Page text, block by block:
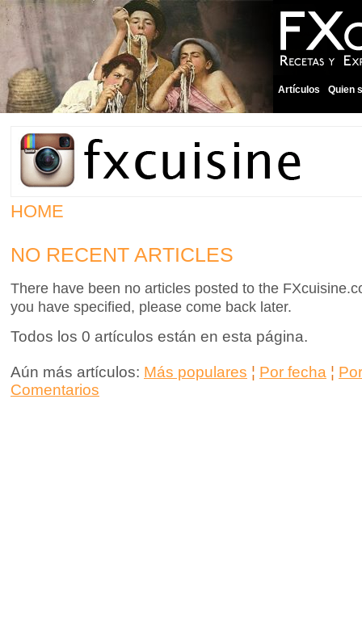
Artículos Quien
HOME
NO RECENT ARTICLES
There have been no articles posted to the
you have specified, please come back later.
Todos los 0 artículos están en esta página.
Aún más artículos: Más populares ¦ Por fecha ¦
Comentarios